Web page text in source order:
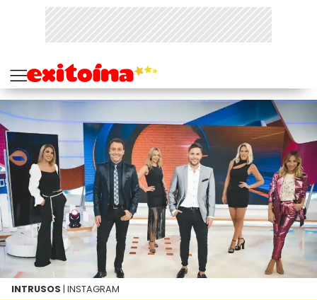
INTRUSOS | INSTAGRAM